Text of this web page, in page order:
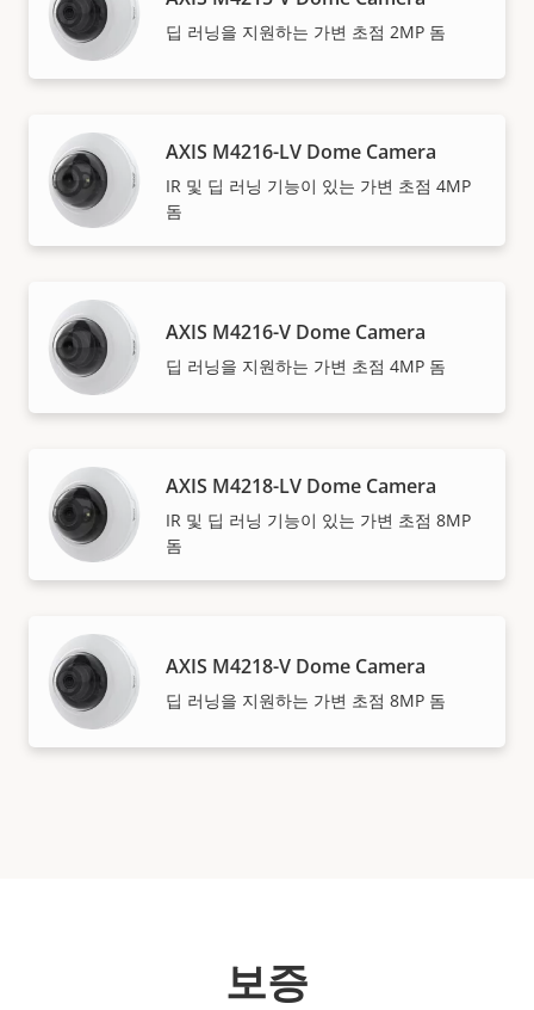
딥 러닝을 지원하는 가변 초점 2MP 돔
AXIS M4216-LV Dome Camera
IR 및 딥 러닝 기능이 있는 가변 초점 4MP
돔
AXIS M4216-V Dome Camera
딥 러닝을 지원하는 가변 초점 4MP 돔
AXIS M4218-LV Dome Camera
IR 및 딥 러닝 기능이 있는 가변 초점 8MP
돔
AXIS M4218-V Dome Camera
딥 러닝을 지원하는 가변 초점 8MP 돔
보증